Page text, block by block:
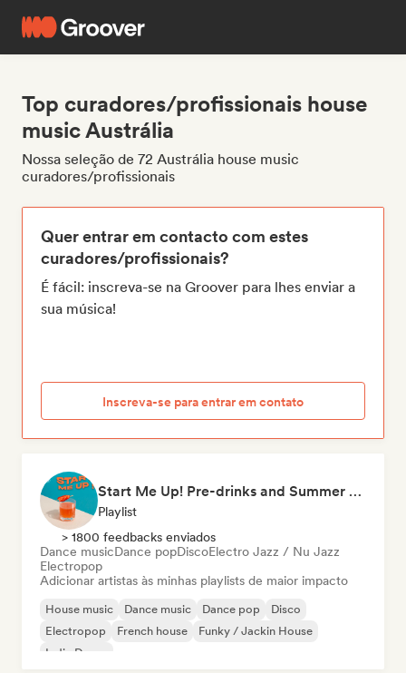
Top curadores/profissionais house
music Austrália
Nossa seleção de 72 Austrália house music
curadores/profissionais
Quer entrar em contacto com estes
curadores/profissionais?
É fácil: inscreva-se na Groover para lhes enviar a
sua música!
Inscreva-se para entrar em contato
Start Me Up! Pre-drinks and Summer Party 🍹
Playlist
> 1800 feedbacks enviados
Dance musicDance popDiscoElectro Jazz / Nu Jazz
Electropop
Adicionar artistas às minhas playlists de maior impacto
House music Dance music Dance pop
Disco
Electropop
French house
Funky / Jackin House
Indie Dance